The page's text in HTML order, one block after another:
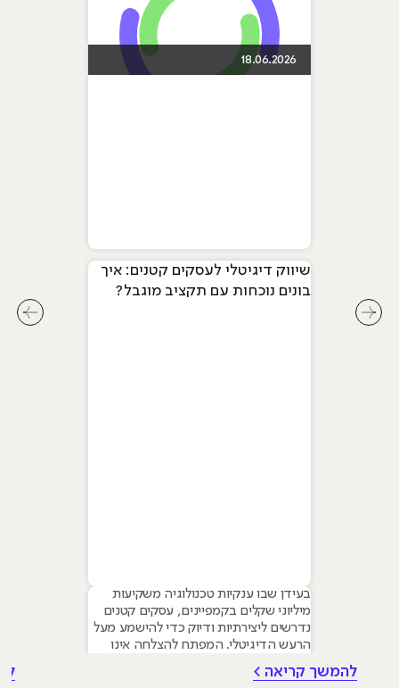
18.06.2026
שיווק דיגיטלי לעסקים קטנים: איך
בונים נוכחות עם תקציב מוגבל?
בעידן שבו ענקיות טכנולוגיה משקיעות
מיליוני שקלים בקמפיינים, עסקים קטנים
נדרשים ליצירתיות ודיוק כדי להישמע מעל
הרעש הדיגיטלי. המפתח להצלחה אינו
עקרונות של שיווק דיגיטלי לעסקים קטנים
להמשך קריאה >
לחץ לחץ לשיקופית קודמת בסליידר מאמרים